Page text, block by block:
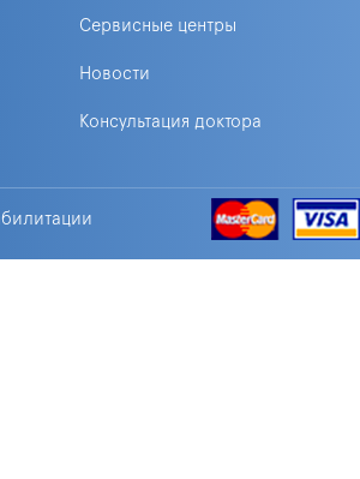
Сервисные центры
Новости
Консультация доктора